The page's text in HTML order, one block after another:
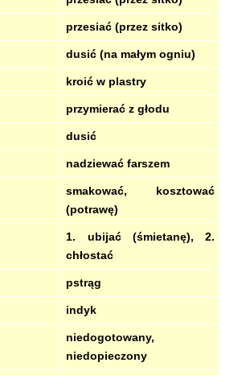
przesiać (przez sitko)
dusić (na małym ogniu)
kroić w plastry
przymierać z głodu
dusić
nadziewać farszem
smakować, kosztować
(potrawę)
1. ubijać (śmietanę), 2.
chłostać
pstrąg
indyk
niedogotowany,
niedopieczony